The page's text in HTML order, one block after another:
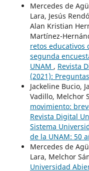
Mercedes de
Lara, Jesús
Alan Kristian
Martínez-
retos educativos
segunda
UNAM , Revista
(2021):
Jackeline Bucio,
Vadillo, Melchor
movimiento:
Revista Digital
Sistema
de la UNAM: 50
Mercedes de
Lara, Melchor
Universidad